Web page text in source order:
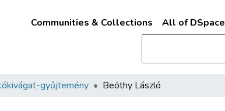
Communities & Collections All of DSpace
gyűjtemény Beöthy László